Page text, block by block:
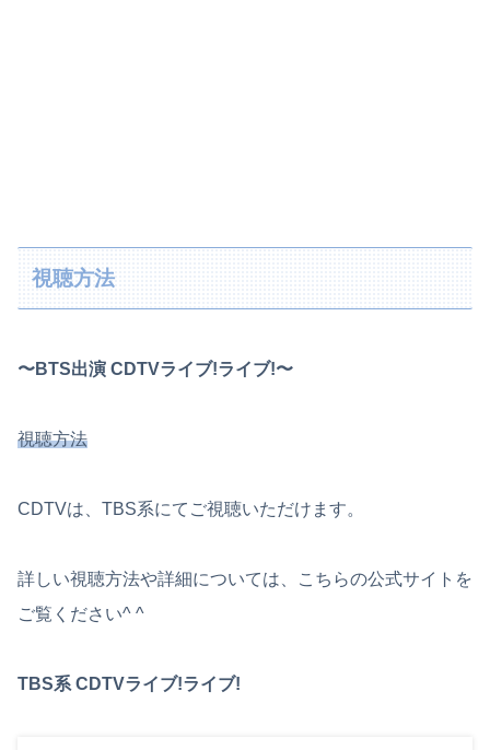
視聴方法
〜BTS出演 CDTVライブ!ライブ!〜
視聴方法
CDTVは、TBS系にてご視聴いただけます。
詳しい視聴方法や詳細については、こちらの公式サイトを
ご覧ください^ ^
TBS系 CDTVライブ!ライブ!